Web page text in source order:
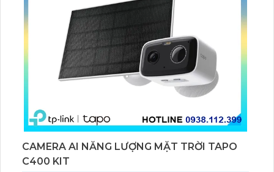
CAMERA AI NĂNG LƯỢNG MẶT TRỜI TAPO
C400 KIT